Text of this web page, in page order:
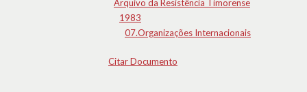
Arquivo da Resistência Timorense
1983
07.Organizações Internacionais
Citar Documento